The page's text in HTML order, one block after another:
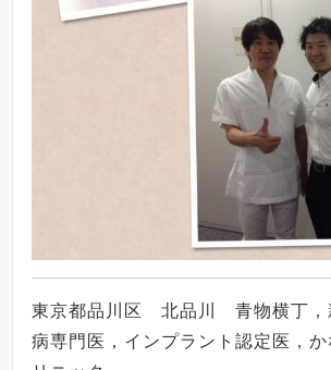
東京都品川区 北品川 青物横丁，
病専門医，インプラント認定医，か